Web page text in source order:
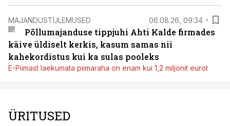
MAJANDUSTULEMUSED 06.08.26, 09:34
Põllumajanduse tippjuhi Ahti Kalde firmades
käive üldiselt kerkis, kasum samas nii
kahekordistus kui ka sulas pooleks
E-Piimast laekumata piimaraha on enam kui 1,2 miljonit eurot
ÜRITUSED